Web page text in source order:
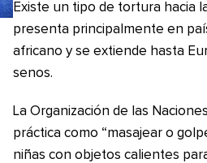
Existe un tipo de tortura hacia
presenta principalmente en
africano y se extiende hasta
senos.
La Organización de las
práctica como “masajear o
niñas con objetos calientes